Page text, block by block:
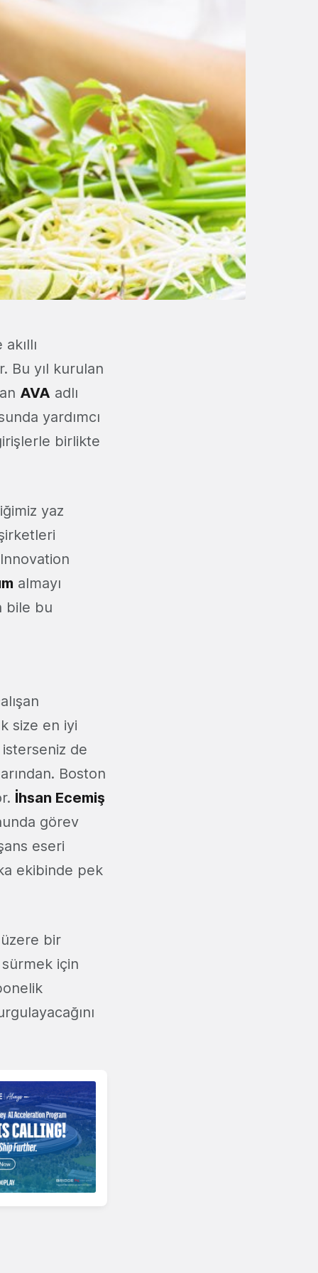
Bu yıl kurulan
AVA adlı
yardımcı
birlikte
yaz
almayı
bile bu
size en iyi
de
Boston
İhsan Ecemiş
görev
eseri
ekibinde pek
bir
için